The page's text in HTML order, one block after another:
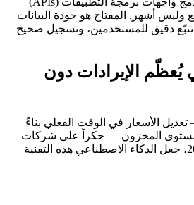
وليس أشهر. المفتاح هو جودة البيانات
دقيق للمستخدمين، وتسجيل صحيح
يُعظّم الإيرادات دون
الأسعار في الوقت الفعلي بناءً
المخزون — حكراً على شركات
الطيران والفنادق. في 2026، جعل الذكاء الاصطناعي هذه التقنية